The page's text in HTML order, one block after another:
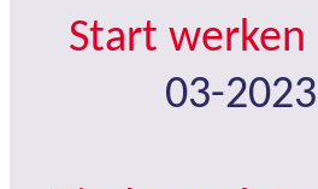
Start werken
03-2023